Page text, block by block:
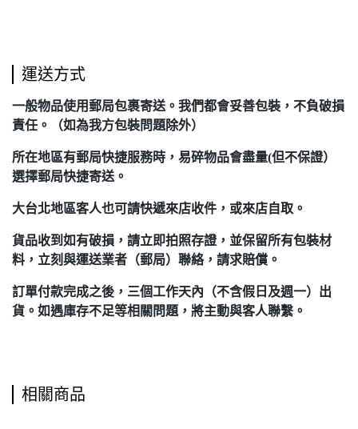
運送方式
一般物品使用郵局包裹寄送。我們都會妥善包裝，不負破損
責任。（如為我方包裝問題除外）
所在地區有郵局快捷服務時，易碎物品會盡量(但不保證）
選擇郵局快捷寄送。
大台北地區客人也可請快遞來店收件，或來店自取。
貨品收到如有破損，請立即拍照存證，並保留所有包裝材
料，立刻與運送業者（郵局）聯絡，請求賠償。
訂單付款完成之後，三個工作天內（不含假日及週一）出
貨。如遇庫存不足等相關問題，將主動與客人聯繫。
相關商品